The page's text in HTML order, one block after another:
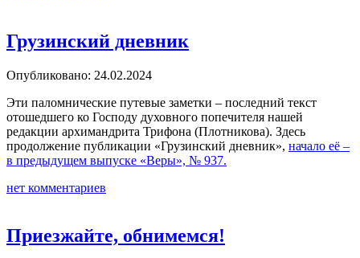
Грузинский дневник
Опубликовано: 24.02.2024
Эти паломнические путевые заметки – последний текст
отошедшего ко Господу духовного попечителя нашей
редакции архимандрита Трифона (Плотникова). Здесь
продолжение публикации «Грузинский дневник», начало её –
в предыдущем выпуске «Веры», № 937.
нет комментариев
Приезжайте, обнимемся!